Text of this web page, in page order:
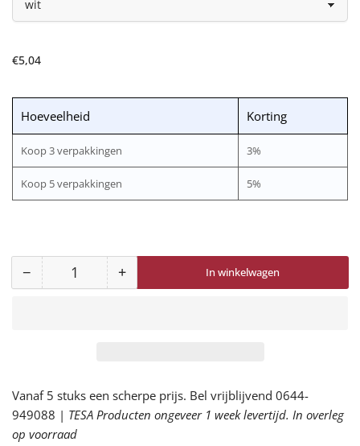
Normale
€5,04
Hoeveelheid Korting
Koop 3 verpakkingen 3%
Koop 5 verpakkingen 5%
− Aantal
Type
5+6
verlagen
Aantal +Aantal
Type
5+6
In winkelwagen
Vanaf 5 stuks een scherpe prijs. Bel vrijblijvend 0644-
949088 | TESA Producten ongeveer 1 week levertijd. In overleg
op voorraad